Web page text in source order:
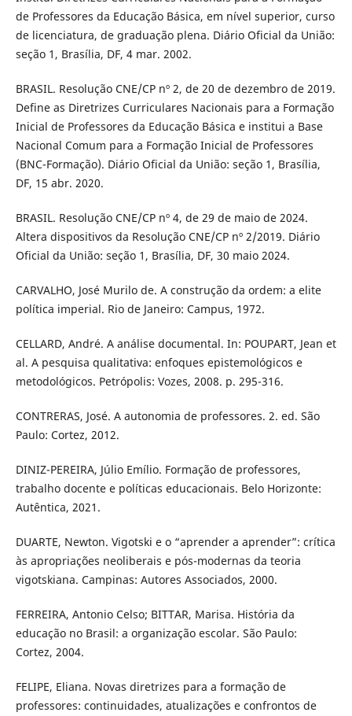
de Professores da Educação Básica, em nível superior, curso
de licenciatura, de graduação plena. Diário Oficial da União:
seção 1, Brasília, DF, 4 mar. 2002.
BRASIL. Resolução CNE/CP nº 2, de 20 de dezembro de 2019.
Define as Diretrizes Curriculares Nacionais para a Formação
Inicial de Professores da Educação Básica e institui a Base
Nacional Comum para a Formação Inicial de Professores
(BNC-Formação). Diário Oficial da União: seção 1, Brasília,
DF, 15 abr. 2020.
BRASIL. Resolução CNE/CP nº 4, de 29 de maio de 2024.
Altera dispositivos da Resolução CNE/CP nº 2/2019. Diário
Oficial da União: seção 1, Brasília, DF, 30 maio 2024.
CARVALHO, José Murilo de. A construção da ordem: a elite
política imperial. Rio de Janeiro: Campus, 1972.
CELLARD, André. A análise documental. In: POUPART, Jean et
al. A pesquisa qualitativa: enfoques epistemológicos e
metodológicos. Petrópolis: Vozes, 2008. p. 295-316.
CONTRERAS, José. A autonomia de professores. 2. ed. São
Paulo: Cortez, 2012.
DINIZ-PEREIRA, Júlio Emílio. Formação de professores,
trabalho docente e políticas educacionais. Belo Horizonte:
Autêntica, 2021.
DUARTE, Newton. Vigotski e o “aprender a aprender”: crítica
às apropriações neoliberais e pós-modernas da teoria
vigotskiana. Campinas: Autores Associados, 2000.
FERREIRA, Antonio Celso; BITTAR, Marisa. História da
educação no Brasil: a organização escolar. São Paulo:
Cortez, 2004.
FELIPE, Eliana. Novas diretrizes para a formação de
professores: continuidades, atualizações e confrontos de